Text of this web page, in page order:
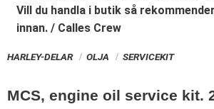
Vill du handla i butik så
innan. / Calles Crew
HARLEY-DELAR OLJA SERVICEKIT
MCS, engine oil service kit.